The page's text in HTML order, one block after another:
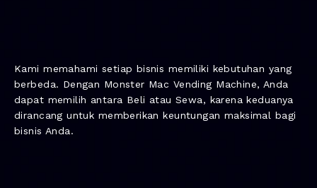
Kami memahami setiap bisnis memiliki kebutuhan yang
berbeda. Dengan Monster Mac Vending Machine, Anda
dapat memilih antara Beli atau Sewa, karena keduanya
dirancang untuk memberikan keuntungan maksimal bagi
bisnis Anda.